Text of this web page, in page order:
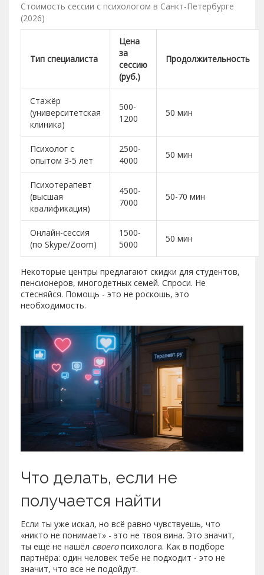
Стоимость сессии с психологом в Санкт-Петербурге
(2026)
Тип специалиста
Цена
за
сессию
(руб.)
Продолжительность
Стажёр
(университетская
клиника)
500-
1200
50 мин
Психолог с
опытом 3-5 лет
2500-
4000
50 мин
Психотерапевт
(высшая
квалификация)
4500-
7000
50-70 мин
Онлайн-сессия
(по Skype/Zoom)
1500-
5000
50 мин
Некоторые центры предлагают скидки для студентов,
пенсионеров, многодетных семей. Спроси. Не
стесняйся. Помощь - это не роскошь, это
необходимость.
Что делать, если не
получается найти
Если ты уже искал, но всё равно чувствуешь, что
«никто не понимает» - это не твоя вина. Это значит,
ты ещё не нашёл своегопсихолога. Как в подборе
партнёра: один человек тебе не подходит - это не
значит, что все не подойдут.